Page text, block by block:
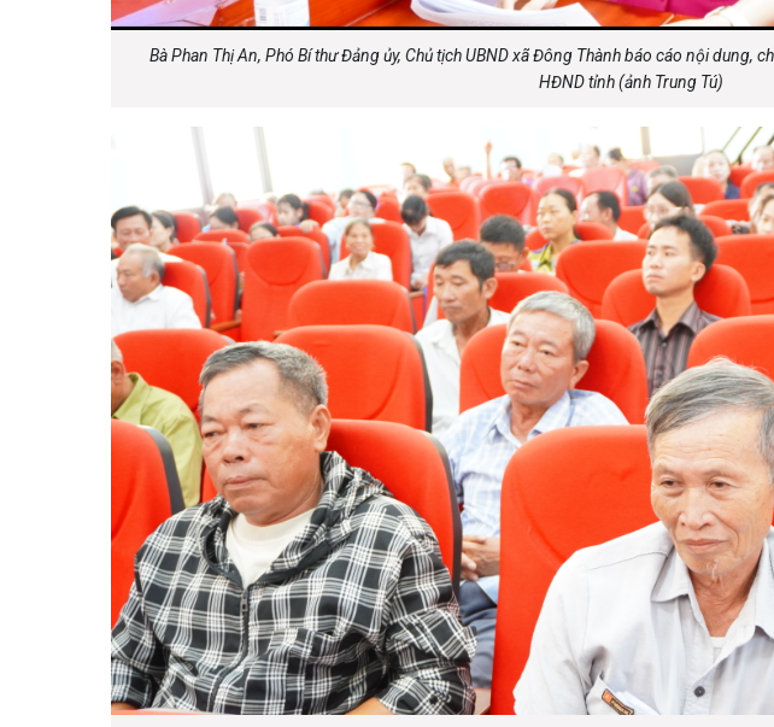
Bà Phan Thị An, Phó Bí thư Đảng ủy, Chủ tịch UBND xã Đông Thành báo cáo nội dung,
HĐND tỉnh (ảnh Trung Tú)